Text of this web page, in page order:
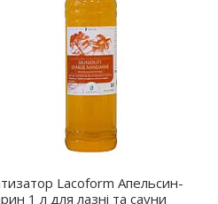
Lacoform Апельсин-
1 л для лазні та сауни